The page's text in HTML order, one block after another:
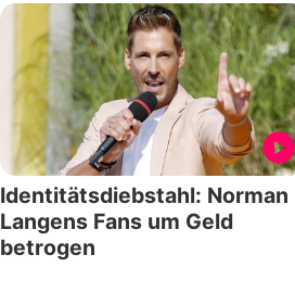
Identitätsdiebstahl: Norman
Langens Fans um Geld
betrogen